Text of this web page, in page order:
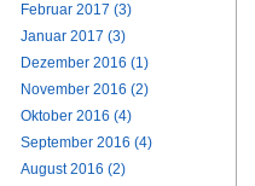
Februar 2017 (3)
Januar 2017 (3)
Dezember 2016 (1)
November 2016 (2)
Oktober 2016 (4)
September 2016 (4)
August 2016 (2)